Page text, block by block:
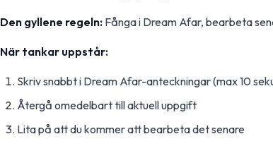
Den gyllene regeln: Fånga i Dream Afar, bearbeta
När tankar uppstår:
Skriv snabbt i Dream Afar-anteckningar (max 10
Återgå omedelbart till aktuell uppgift
Lita på att du kommer att bearbeta det senare